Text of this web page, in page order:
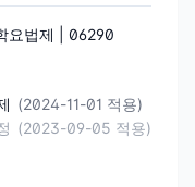
요법제 | 06290
(2024-11-01 적용)
(2023-09-05 적용)